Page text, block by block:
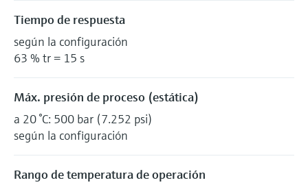
Tiempo de respuesta
según la configuración
63 % tr = 15 s
Máx. presión de proceso (estática)
a 20 °C: 500 bar (7.252 psi)
según la configuración
Rango de temperatura de operación